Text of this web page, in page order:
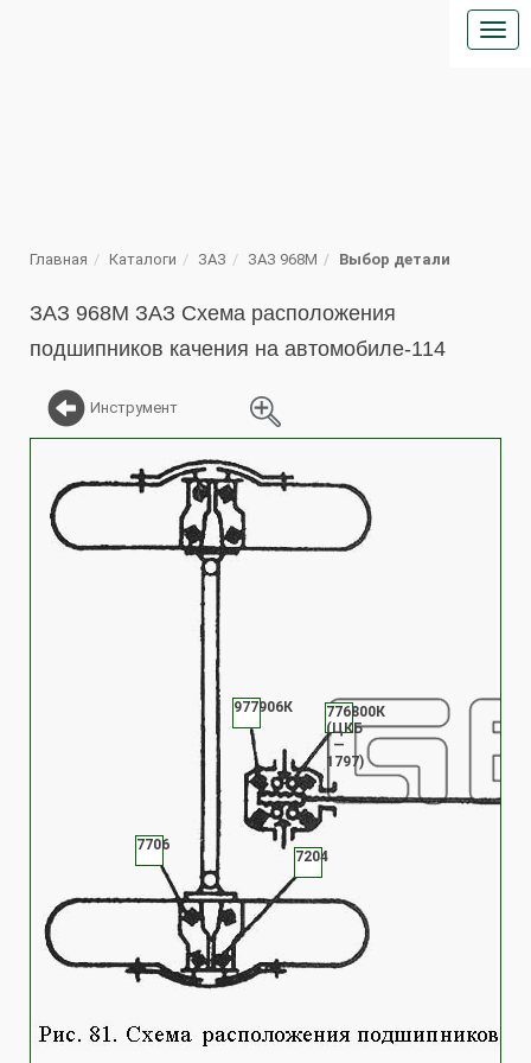
Главная Каталоги ЗАЗ ЗАЗ 968М Выбор детали
ЗАЗ 968М ЗАЗ Схема расположения
подшипников качения на автомобиле-114
Инструмент
7204
7706
776800К
(ЦКБ
—
1797)
977906К